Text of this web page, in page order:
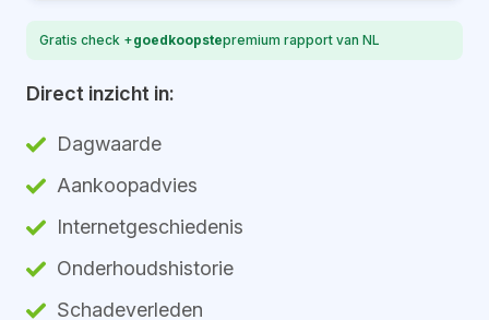
Gratis check +goedkoopstepremium rapport van NL
Direct inzicht in:
Dagwaarde
Aankoopadvies
Internetgeschiedenis
Onderhoudshistorie
Schadeverleden